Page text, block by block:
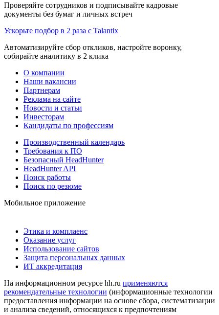
Проверяйте сотрудников и подписывайте кадровые
документы без бумаг и личных встреч
Ускорьте подбор в 2 раза с Talantix
Автоматизируйте сбор откликов, настройте воронку,
собирайте аналитику в 2 клика
О компании
Наши вакансии
Партнерам
Реклама на сайте
Новости и статьи
Инвесторам
Кандидаты по профессиям
Производственный календарь
Требования к ПО
Безопасный HeadHunter
HeadHunter API
Поиск работы
Поиск по резюме
Мобильное приложение
Этика и комплаенс
Оказание услуг
Использование сайтов
Защита персональных данных
ИТ аккредитация
На информационном ресурсе hh.ru применяются
рекомендательные технологии (информационные технологии
предоставления информации на основе сбора, систематизации
и анализа сведений, относящихся к предпочтениям